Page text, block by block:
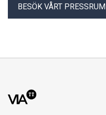
BESÖK VÅRT PRESSRUM